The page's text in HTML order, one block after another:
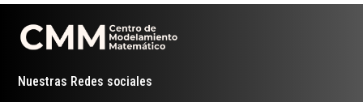
Nuestras Redes sociales